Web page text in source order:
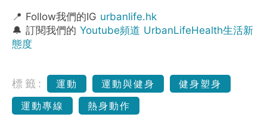
📍 Follow我們的IG urbanlife.hk
🔔 訂閱我們的 Youtube頻道 UrbanLifeHealth生活新
態度
標籤: 運動 運動與健身
健身塑身
運動專線
熱身動作